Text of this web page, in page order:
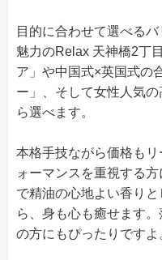
目的に合わせて選べる
魅力のRelax 天神橋2丁
ア」や中国式×英国式の
ー」、そして女性人気
ら選べます。
本格手技ながら価格も
ォーマンスを重視する
で精油の心地よい香り
ら、身も心も癒せます
の方にもぴったりですよ